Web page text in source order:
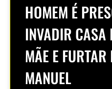
HOMEM É
INVADIR
MÃE E
MANUEL